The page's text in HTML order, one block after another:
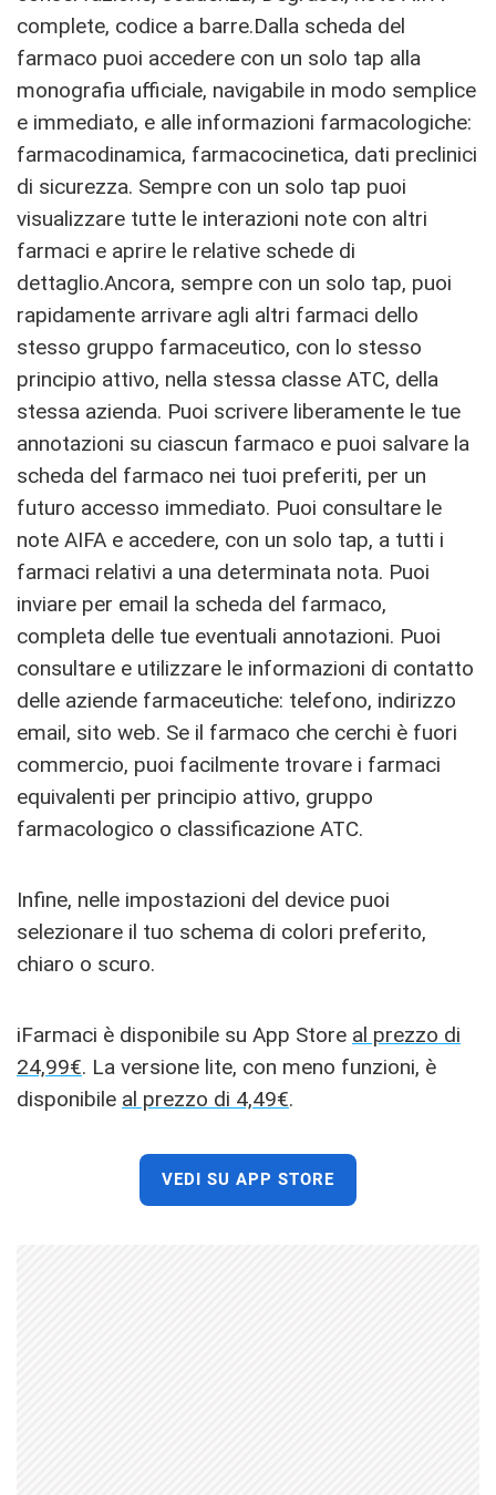
complete, codice a barre.Dalla scheda del
farmaco puoi accedere con un solo tap alla
monografia ufficiale, navigabile in modo semplice
e immediato, e alle informazioni farmacologiche:
farmacodinamica, farmacocinetica, dati preclinici
di sicurezza. Sempre con un solo tap puoi
visualizzare tutte le interazioni note con altri
farmaci e aprire le relative schede di
dettaglio.Ancora, sempre con un solo tap, puoi
rapidamente arrivare agli altri farmaci dello
stesso gruppo farmaceutico, con lo stesso
principio attivo, nella stessa classe ATC, della
stessa azienda. Puoi scrivere liberamente le tue
annotazioni su ciascun farmaco e puoi salvare la
scheda del farmaco nei tuoi preferiti, per un
futuro accesso immediato. Puoi consultare le
note AIFA e accedere, con un solo tap, a tutti i
farmaci relativi a una determinata nota. Puoi
inviare per email la scheda del farmaco,
completa delle tue eventuali annotazioni. Puoi
consultare e utilizzare le informazioni di contatto
delle aziende farmaceutiche: telefono, indirizzo
email, sito web. Se il farmaco che cerchi è fuori
commercio, puoi facilmente trovare i farmaci
equivalenti per principio attivo, gruppo
farmacologico o classificazione ATC.
Infine, nelle impostazioni del device puoi
selezionare il tuo schema di colori preferito,
chiaro o scuro.
iFarmaci è disponibile su App Store al prezzo di
24,99€. La versione lite, con meno funzioni, è
disponibile al prezzo di 4,49€.
VEDI SU APP STORE